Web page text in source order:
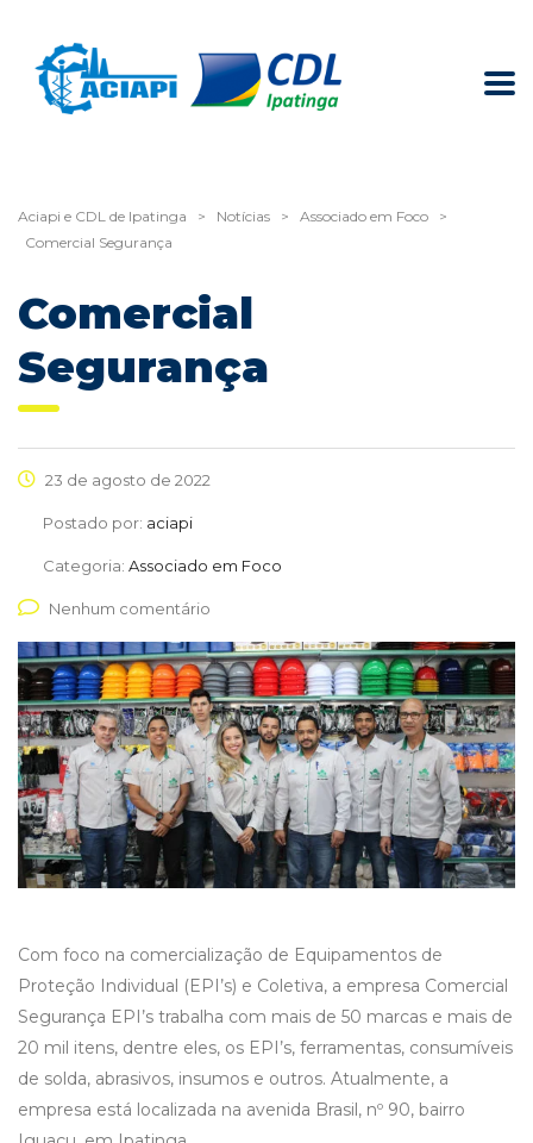
Aciapi e CDL de Ipatinga > Notícias > Associado em Foco
>
Comercial Segurança
Comercial
Segurança
23 de agosto de 2022
Postado por: aciapi
Categoria: Associado em Foco
Nenhum comentário
Com foco na comercialização de Equipamentos de
Proteção Individual (EPI’s) e Coletiva, a empresa Comercial
Segurança EPI’s trabalha com mais de 50 marcas e mais de
20 mil itens, dentre eles, os EPI’s, ferramentas, consumíveis
de solda, abrasivos, insumos e outros. Atualmente, a
empresa está localizada na avenida Brasil, nº 90, bairro